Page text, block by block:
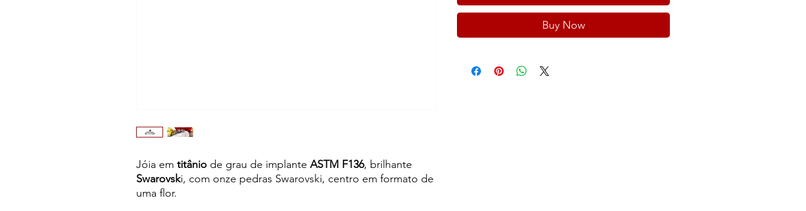
Jóia em titânio de grau de implante ASTM F136, brilhante
Swarovski, com onze pedras Swarovski, centro em formato de
uma flor.
Buy Now